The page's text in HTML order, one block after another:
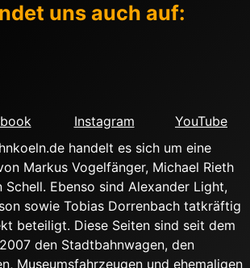
uns auch auf:
Instagram
YouTube
handelt es sich um eine
Markus Vogelfänger, Michael Rieth
Schell. Ebenso sind Alexander Light,
sowie Tobias Dorrenbach tatkräftig
beteiligt. Diese Seiten sind seit dem
den Stadtbahnwagen, den
Museumsfahrzeugen und ehemaligen